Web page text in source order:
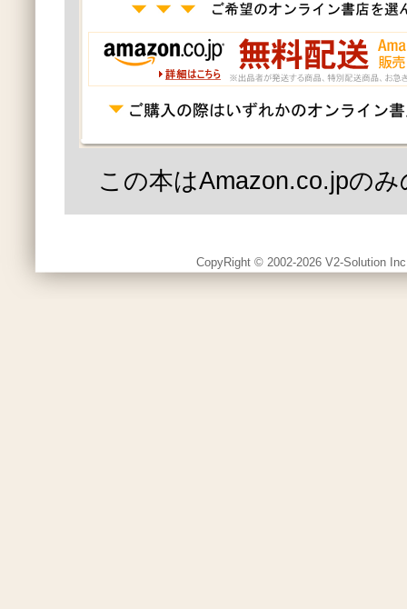
この本はAmazon.co.jpの
CopyRight © 2002-2026 V2-Solution